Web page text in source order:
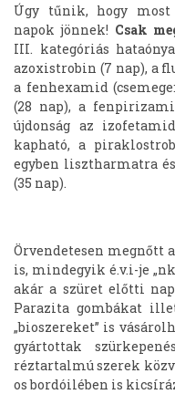
Úgy tűnik, hogy most
napok jönnek! Csak
III. kategóriás
azoxistrobin (7 nap), a
a fenhexamid
(28 nap), a
újdonság az
kapható, a
egyben lisztharmatra
(35 nap).
Örvendetesen megnőtt
is, mindegyik é.v.i-je
akár a szüret előtti
Parazita gombákat
„bioszereket” is
gyártottak
réztartalmú szerek
os bordóilében is